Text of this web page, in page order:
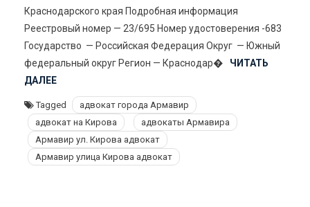
Краснодарского края Подробная информация
Реестровый номер — 23/695 Номер удостоверения -683
Государство — Российская Федерация Округ — Южный
федеральный округ Регион — Краснодар�
ЧИТАТЬ
ДАЛЕЕ
Tagged
адвокат города Армавир
адвокат на Кирова
адвокаты Армавира
Армавир ул. Кирова адвокат
Армавир улица Кирова адвокат